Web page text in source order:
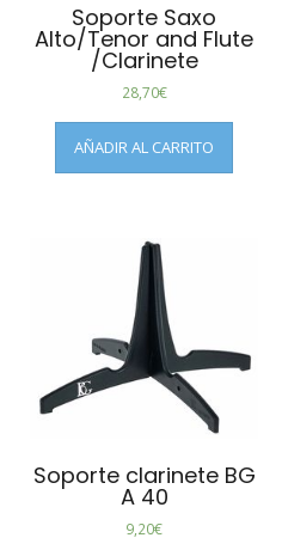
Soporte Saxo
Alto/Tenor and Flute
/Clarinete
28,70€
AÑADIR AL CARRITO
Soporte clarinete BG
A 40
9,20€